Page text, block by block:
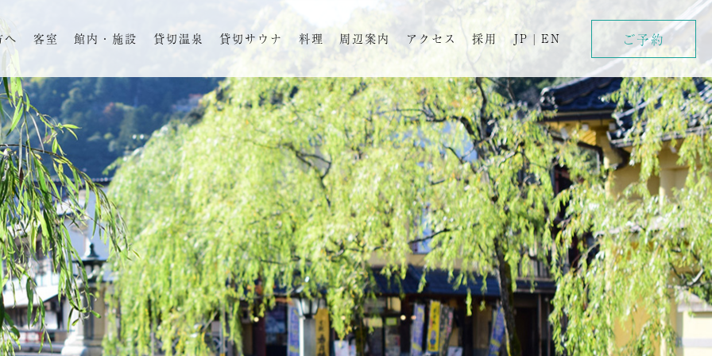
へ 客室 館内・施設 貸切温泉 貸切サウナ 料理 周辺案内 アクセス 採用 JP | EN ご予約